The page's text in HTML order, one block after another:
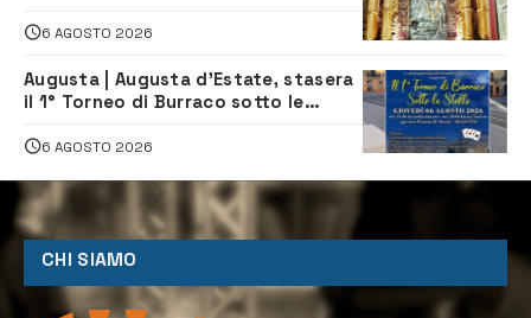
6 AGOSTO 2026
Augusta | Augusta d’Estate, stasera
il 1° Torneo di Burraco sotto le
6 AGOSTO 2026
CHI SIAMO